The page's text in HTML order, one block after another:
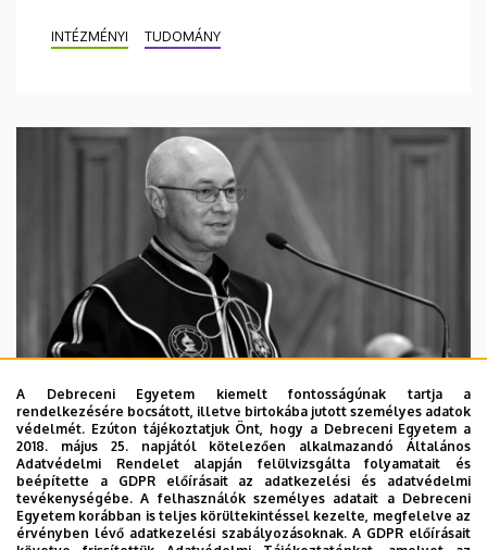
INTÉZMÉNYI TUDOMÁNY
2026. augusztus 5.
Díszdoktorát gyászolja a Debreceni
Egyetem
A Debreceni Egyetem kiemelt fontosságúnak tartja a
rendelkezésére bocsátott, illetve birtokába jutott személyes adatok
védelmét. Ezúton tájékoztatjuk Önt, hogy a Debreceni Egyetem a
2018. május 25. napjától kötelezően alkalmazandó Általános
Adatvédelmi Rendelet alapján felülvizsgálta folyamatait és
beépítette a GDPR előírásait az adatkezelési és adatvédelmi
tevékenységébe. A felhasználók személyes adatait a Debreceni
Egyetem korábban is teljes körültekintéssel kezelte, megfelelve az
érvényben lévő adatkezelési szabályozásoknak. A GDPR előírásait